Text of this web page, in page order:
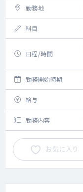
勤務地
科目
日程/時間
勤務開始時期
給与
勤務内容
お気に入り